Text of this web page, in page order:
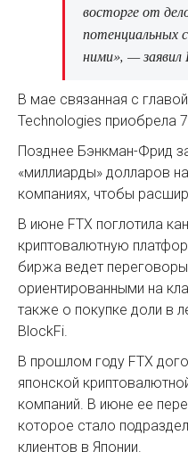
восторге от
потенциальных
ними», — заявил
В мае связанная с
Technologies приобрела
Позднее Бэнкман-Фрид
«миллиарды» долларов
компаниях, чтобы
В июне FTX поглотила
криптовалютную
биржа ведет
ориентированными на
также о покупке доли в
BlockFi.
В прошлом году FTX
японской
компаний. В июне ее
которое стало
клиентов в Японии.